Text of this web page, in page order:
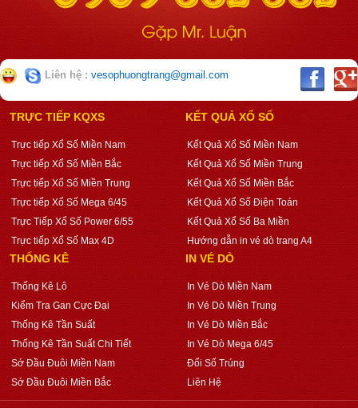
Liên hệ : vesophuongtrang@gmail.com
TRỰC TIẾP KQXS
Trực tiếp Xổ Số Miền Nam
Trực tiếp Xổ Số Miền Bắc
Trực tiếp Xổ Số Miền Trung
Trực tiếp Xổ Số Mega 6/45
Trực Tiếp Xổ Số Power 6/55
Trực tiếp Xổ Số Max 4D
KẾT QUẢ XỔ SỐ
Kết Quả Xổ Số Miền Nam
Kết Quả Xổ Số Miền Trung
Kết Quả Xổ Số Miền Bắc
Kết Quả Xổ Số Điện Toán
Kết Quả Xổ Số Ba Miền
Hướng dẫn in vé dò trang A4
THỐNG KÊ
Thống Kê Lô
Kiểm Tra Gan Cực Đại
Thống Kê Tần Suất
Thống Kê Tần Suất Chi Tiết
Sớ Đầu Đuôi Miền Nam
Sớ Đầu Đuôi Miền Bắc
IN VÉ DÒ
In Vé Dò Miền Nam
In Vé Dò Miền Trung
In Vé Dò Miền Bắc
In Vé Dò Mega 6/45
Đổi Số Trúng
Liên Hệ